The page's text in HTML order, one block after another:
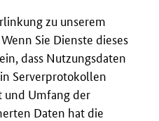
zu unserem
Sie Dienste dieses
dass Nutzungsdaten
Serverprotokollen
und Umfang der
Daten hat die